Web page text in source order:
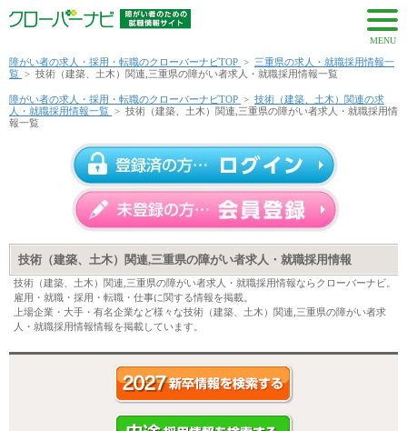
MENU
障がい者の求人・採用・転職のクローバーナビTOP > 三重県の求人・就職採用情報一
覧 > 技術（建築、土木）関連,三重県の障がい者求人・就職採用情報一覧
障がい者の求人・採用・転職のクローバーナビTOP > 技術（建築、土木）関連の求
人・就職採用情報一覧 > 技術（建築、土木）関連,三重県の障がい者求人・就職採用情
報一覧
技術（建築、土木）関連,三重県の障がい者求人・就職採用情報
技術（建築、土木）関連,三重県の障がい者求人・就職採用情報ならクローバーナビ。
雇用・就職・採用・転職・仕事に関する情報を掲載。
上場企業・大手・有名企業など様々な技術（建築、土木）関連,三重県の障がい者求
人・就職採用情報情報を掲載しています。